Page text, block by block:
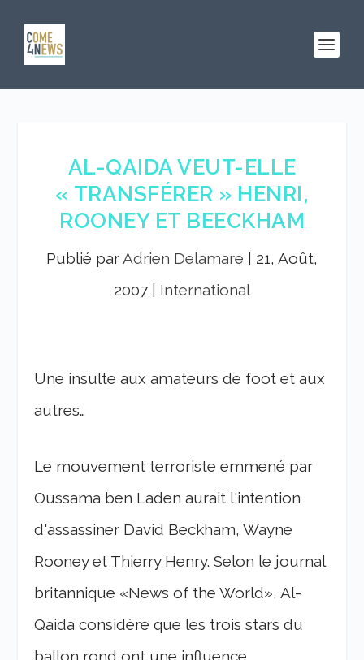
AL-QAIDA VEUT-ELLE
« TRANSFÉRER » HENRI,
ROONEY ET BEECKHAM
Publié parAdrien Delamare
21, Août,
2007
International
Une insulte aux amateurs de foot et aux
autres…
Le mouvement terroriste emmené par
Oussama ben Laden aurait l'intention
d'assassiner David Beckham, Wayne
Rooney et Thierry Henry. Selon le journal
britannique «News of the World», Al-
Qaida considère que les trois stars du
ballon rond ont une influence